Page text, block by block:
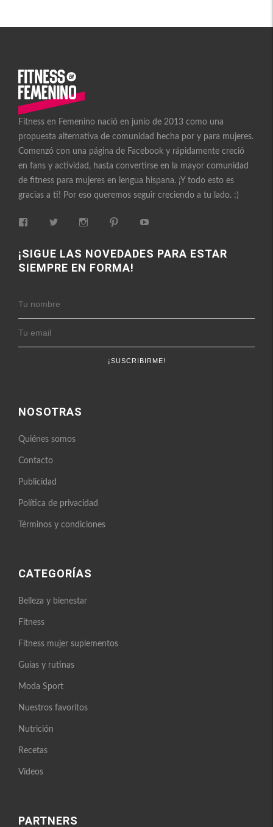
Fitness en Femenino nació en junio de 2013 como una
propuesta alternativa de comunidad hecha por y para mujeres.
Comenzó con una página de Facebook y rápidamente creció
en fans y actividad, hasta convertirse en la mayor comunidad
de fitness para mujeres en lengua hispana. ¡Y todo esto es
gracias a ti! Por eso queremos seguir creciendo a tu lado. :)
FitnessEnFemenino
en
Facebook
FitnessFemes
en
Twitter
fitnessenfemenino
en
Instagram
fitnessfemenino
en
Pinterest
Ver
FitnessEnFemenino
en
¡SIGUE LAS NOVEDADES PARA ESTAR
SIEMPRE EN FORMA!
NOSOTRAS
Quiénes somos
Contacto
Publicidad
Política de privacidad
Términos y condiciones
CATEGORÍAS
Belleza y bienestar
Fitness
Fitness mujer suplementos
Guías y rutinas
Moda Sport
Nuestros favoritos
Nutrición
Recetas
Vídeos
PARTNERS